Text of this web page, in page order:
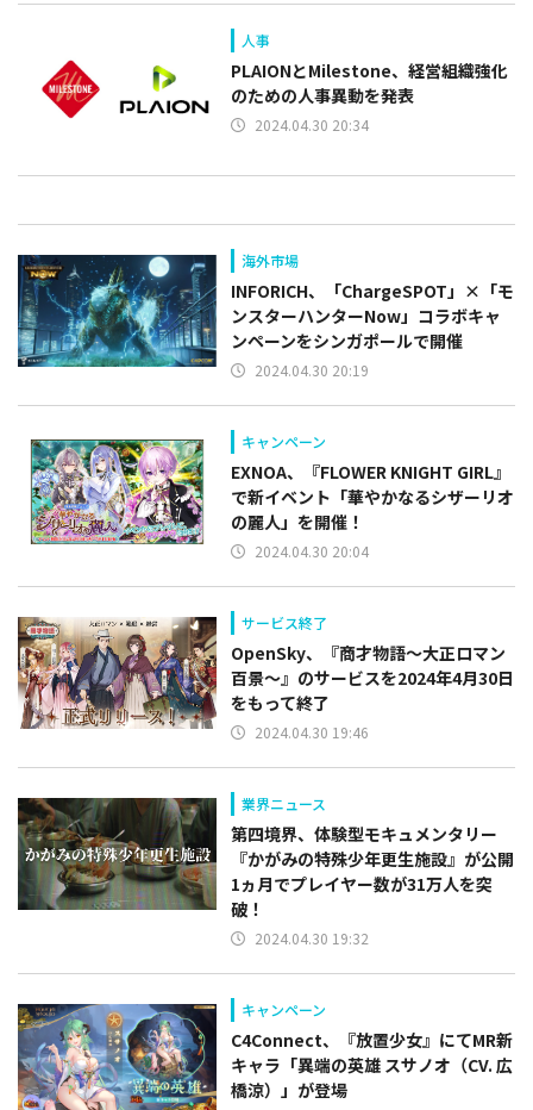
人事
PLAIONとMilestone、経営組織強化
のための人事異動を発表
2024.04.30 20:34
海外市場
INFORICH、「ChargeSPOT」×「モ
ンスターハンターNow」コラボキャ
ンペーンをシンガポールで開催
2024.04.30 20:19
キャンペーン
EXNOA、『FLOWER KNIGHT GIRL』
で新イベント「華やかなるシザーリオ
の麗人」を開催！
2024.04.30 20:04
サービス終了
OpenSky、『商才物語～大正ロマン
百景～』のサービスを2024年4月30日
をもって終了
2024.04.30 19:46
業界ニュース
第四境界、体験型モキュメンタリー
『かがみの特殊少年更生施設』が公開
1ヵ月でプレイヤー数が31万人を突
破！
2024.04.30 19:32
キャンペーン
C4Connect、『放置少女』にてMR新
キャラ「異端の英雄 スサノオ（CV. 広
橋涼）」が登場